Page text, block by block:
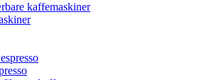
kaffemaskiner